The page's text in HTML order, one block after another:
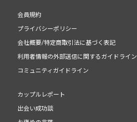
会員規約
プライバシーポリシー
会社概要/特定商取引法に基づく表記
利用者情報の外部送信に関するガイドライン
コミュニティガイドライン
カップルレポート
出会い成功談